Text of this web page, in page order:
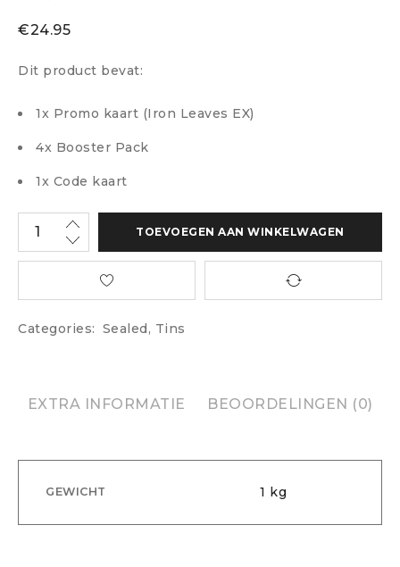
€24.95
Dit product bevat:
1x Promo kaart (Iron Leaves EX)
4x Booster Pack
1x Code kaart
TOEVOEGEN AAN WINKELWAGEN
Categories: Sealed, Tins
EXTRA INFORMATIE BEOORDELINGEN (0)
GEWICHT 1 kg